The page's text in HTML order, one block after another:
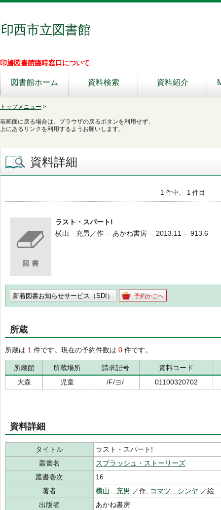
印西市立図書館
印旛図書館臨時窓口について
図書館ホーム 資料検索 資料紹介
トップメニュー >
前画面に戻る場合は、ブラウザの戻るボタンを利用せず、
上にあるリンクを利用するようお願いします。
資料詳細
1 件中、 1 件目
ラスト・スパート!
横山 充男／作 -- あかね書房 -- 2013.11 -- 913.6
新着図書お知らせサービス（SDI） 予約かごへ
所蔵
所蔵は 1 件です。現在の予約件数は 0 件です。
所蔵館 所蔵場所 請求記号
資料コード
大森
児童 /F/ヨ/ 01100320702
資料詳細
タイトル
ラスト・スパート!
叢書名
スプラッシュ・ストーリーズ
叢書巻次
16
著者
横山 充男 ／作, コマツ シンヤ ／絵
出版者
あかね書房